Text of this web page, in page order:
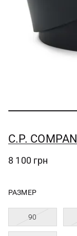
C.P.
8 100 грн
РАЗМЕР
90